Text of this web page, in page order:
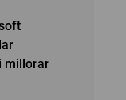
millorar